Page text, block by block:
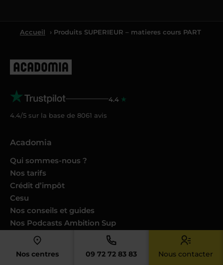
Nos centres 09 72 72 83 83 Nous contacter
Accueil › Produits SUPERIEUR – matieres cours PART
4.4
4.4/5 sur la base de 8061 avis
Acadomia
Qui sommes-nous ?
Nos tarifs
Crédit d’impôt
Cesu
Nos conseils et guides
Nos Podcasts Ambition Sup
Avis des familles
Avis des enseignants